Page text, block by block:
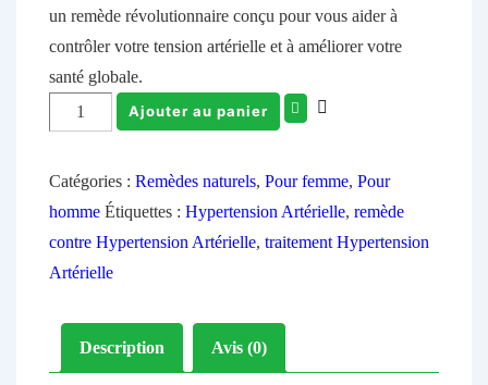
un remède révolutionnaire conçu pour vous aider à
contrôler votre tension artérielle et à améliorer votre
santé globale.
Ajouter au panier
Catégories : Remèdes naturels, Pour femme, Pour
homme Étiquettes : Hypertension Artérielle, remède
contre Hypertension Artérielle, traitement Hypertension
Artérielle
Description Avis (0)